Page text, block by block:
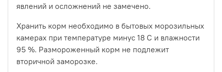
явлений и осложнений не замечено.
Хранить корм необходимо в бытовых морозильных
камерах при температуре минус 18 С и влажности
95 %. Размороженный корм не подлежит
вторичной заморозке.